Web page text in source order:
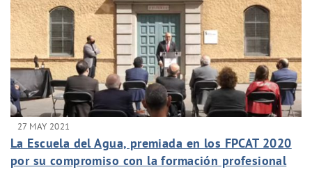
27 MAY 2021
La Escuela del Agua, premiada en los FPCAT 2020
por su compromiso con la formación profesional